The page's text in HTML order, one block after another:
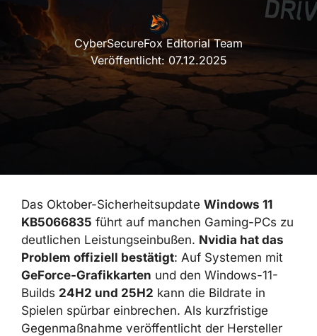
CyberSecureFox Editorial Team
Veröffentlicht:07.12.2025
Das Oktober-Sicherheitsupdate Windows 11
KB5066835 führt auf manchen Gaming-PCs
zu deutlichen Leistungseinbußen.Nvidia hat
das Problem offiziell bestätigt: Auf
Systemen mitGeForce-Grafikkartenund den
Windows-11-Builds24H2 und 25H2kann die
Bildrate in Spielen spürbar einbrechen. Als
kurzfristige Gegenmaßnahme veröffentlicht